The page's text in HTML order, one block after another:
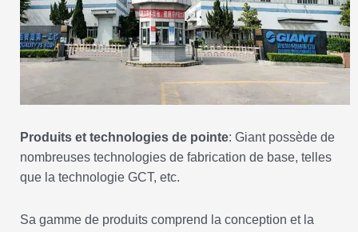
Produits et technologies de pointe: Giant possède de
nombreuses technologies de fabrication de base, telles
que la technologie GCT, etc.
Sa gamme de produits comprend la conception et la